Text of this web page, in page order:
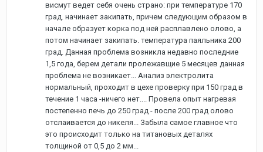
висмут ведет себя очень страно: при температуре 170
град. начинает закипать, причем следующим образом в
начале образует корка под ней расплавлено олово, а
потом начинает закипать. температура паяльника 200
град. Данная проблема возникла недавно последние
1,5 года, берем детали пролежавщие 5 месяцев данная
проблема не возникает... Анализ электролита
нормальный, проходит в цехе проверку при 150 град в
течение 1 часа -ничего нет.... Провела опыт нагревая
постепенно печь до 250 град - после 200 град олово
отслаивается до никеля... Забыла самое главное что
это происходит только на титановых деталях
толщиной от 0,5 до 2 мм...